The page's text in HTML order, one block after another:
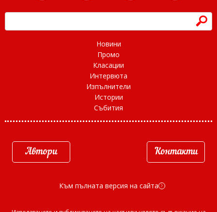
h
Новини
Промо
Класации
Интервюта
Изпълнители
Истории
Събития
Автори Контакти
Към пълната версия на сайта d